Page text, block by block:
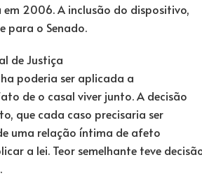
2006. A inclusão do dispositivo,
para o Senado.
de Justiça
poderia ser aplicada a
de o casal viver junto. A decisão
que cada caso precisaria ser
uma relação íntima de afeto
a lei. Teor semelhante teve